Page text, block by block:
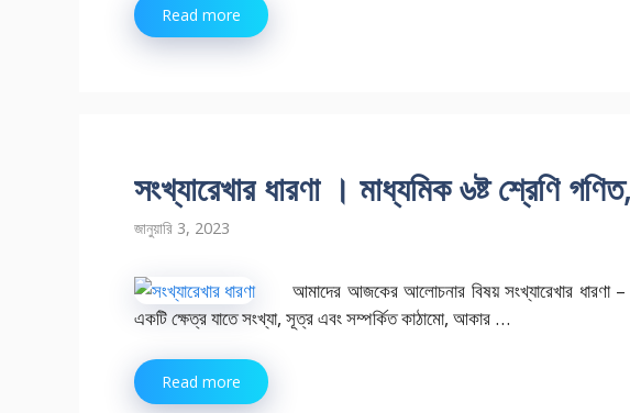
Read more
সংখ্যারেখার ধারণা । মাধ্যমিক ৬ষ্ট শ্রেণি
জানুয়ারি 3, 2023
আমাদের আজকের আলোচনার বিষয় সংখ্যারেখার ধারণা
একটি ক্ষেত্র যাতে সংখ্যা, সূত্র এবং সম্পর্কিত কাঠামো, আকার …
Read more